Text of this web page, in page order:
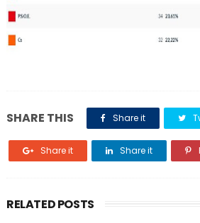
SHARE THIS Share it
Share it Share it
RELATED POSTS